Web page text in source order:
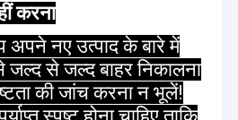
करना
नए उत्पाद के बारे में
जल्द से जल्द बाहर निकालना
की जांच करना न भूलें!